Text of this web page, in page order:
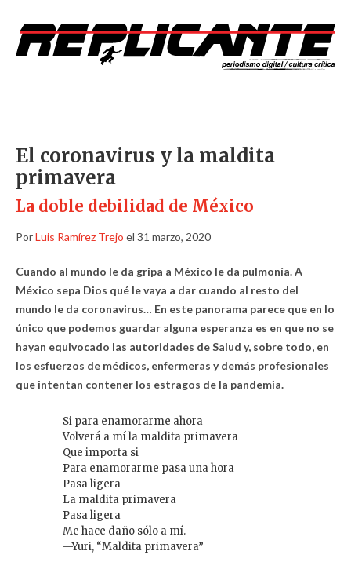
El coronavirus y la maldita
primavera
La doble debilidad de México
PorLuis Ramírez Trejo el 31 marzo, 2020
Cuando al mundo le da gripa a México le da pulmonía. A
México sepa Dios qué le vaya a dar cuando al resto del
mundo le da coronavirus… En este panorama parece que en lo
único que podemos guardar alguna esperanza es en que no se
hayan equivocado las autoridades de Salud y, sobre todo, en
los esfuerzos de médicos, enfermeras y demás profesionales
que intentan contener los estragos de la pandemia.
Si para enamorarme ahora
Volverá a mí la maldita primavera
Que importa si
Para enamorarme pasa una hora
Pasa ligera
La maldita primavera
Pasa ligera
Me hace daño sólo a mí.
—Yuri, “Maldita primavera”